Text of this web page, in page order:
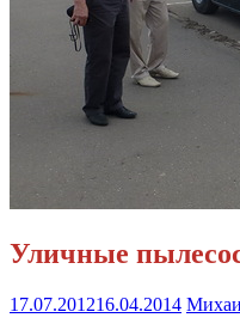
Уличные
17.07.201216.04.2014